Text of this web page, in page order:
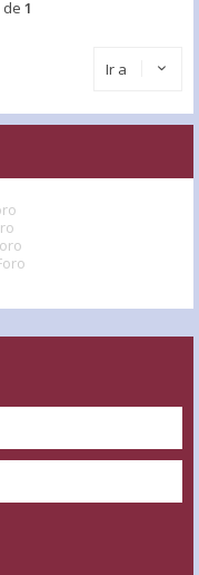
de 1
Ir a